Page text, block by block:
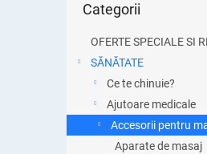
l
peste
Categorii
OFERTE SPECIALE SI
SĂNĂTATE
Ce te chinuie?
Ajutoare medicale
Accesorii pentru
Aparate de masaj